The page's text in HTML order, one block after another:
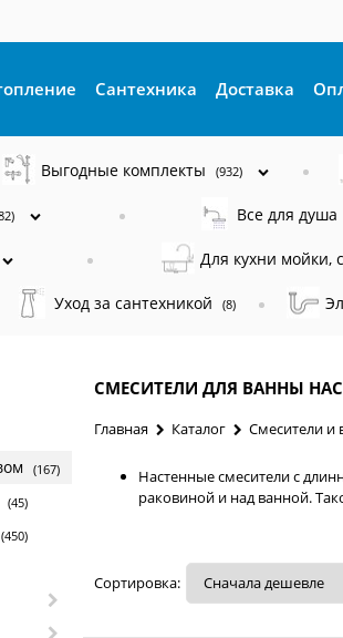
Сантехника Доставка
Выгодные комплекты (932)
Все для душа
Для кухни мойки,
Уход за сантехникой (8)
(167)
(45)
(450)
СМЕСИТЕЛИ ДЛЯ ВАННЫ
Главная Каталог Смесители и
Настенные смесители с
раковиной и над ванной.
Сортировка: